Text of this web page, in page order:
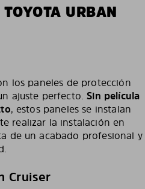
URBAN
los paneles de protección
ajuste perfecto.Sin película
, estos paneles se instalan
realizar la instalación en
de un acabado profesional y
Cruiser